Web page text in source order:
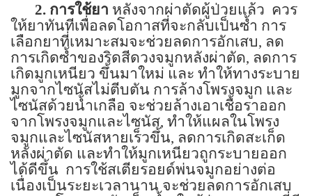
2. การใช้ยา หลังจากผ่าตัดผู้ป่วยแล้ว ควร
ให้ยาทันทีเพื่อลดโอกาสที่จะกลับเป็นซ้ำ การ
เลือกยาที่เหมาะสมจะช่วยลดการอักเสบ, ลด
การเกิดซ้ำของริดสีดวงจมูกหลังผ่าตัด, ลดการ
เกิดมูกเหนียว ขึ้นมาใหม่ และ ทำให้ทางระบาย
มูกจากไซนัสไม่ตีบตัน การล้างโพรงจมูก และ
ไซนัสด้วยน้ำเกลือ จะช่วยล้างเอาเชื้อราออก
จากโพรงจมูกและไซนัส, ทำให้แผลในโพรง
จมูกและไซนัสหายเร็วขึ้น, ลดการเกิดสะเก็ด
หลังผ่าตัด และทำให้มูกเหนียวถูกระบายออก
ได้ดีขึ้น การใช้สเตียรอยด์พ่นจมูกอย่างต่อ
เนื่องเป็นระยะเวลานาน จะช่วยลดการอักเสบ